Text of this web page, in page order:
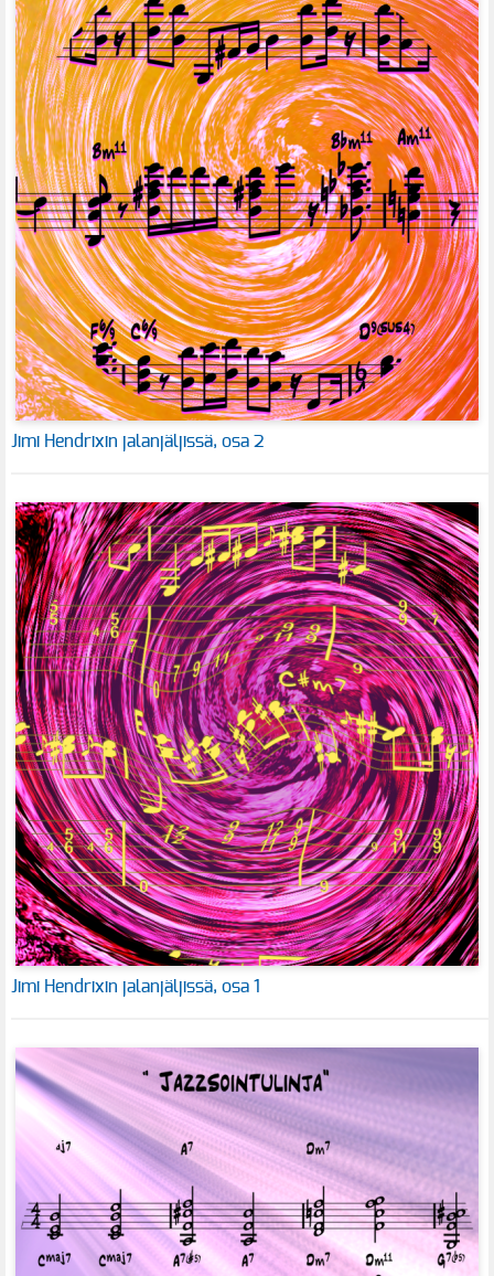
Jimi Hendrixin jalanjäljissä, osa 2
Jimi Hendrixin jalanjäljissä, osa 1